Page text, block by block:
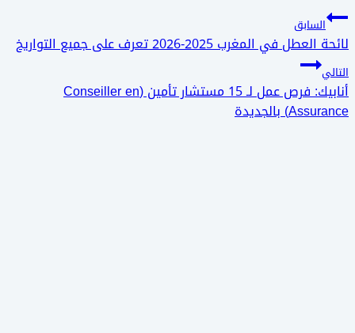
تصفّح
المقالات
السابق
لائحة العطل في المغرب 2025-2026 تعرف على جميع التواريخ
التالي
أنابيك: فرص عمل لـ 15 مستشار تأمين (Conseiller en
Assurance) بالجديدة